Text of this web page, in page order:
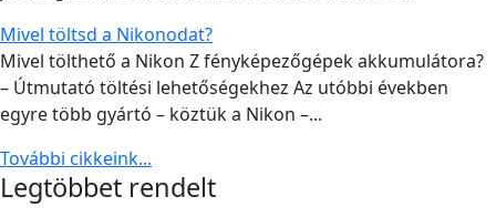
Mivel töltsd a Nikonodat?
Mivel tölthető a Nikon Z fényképezőgépek akkumulátora?
– Útmutató töltési lehetőségekhez Az utóbbi években
egyre több gyártó – köztük a Nikon –...
További cikkeink...
Legtöbbet rendelt